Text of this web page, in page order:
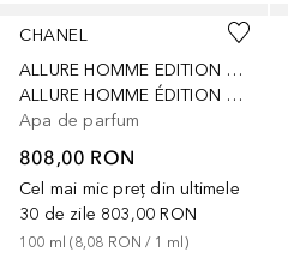
CHANEL
ALLURE HOMME EDITION BLANCHE
ALLURE HOMME ÉDITION BLANCHE
Apa de parfum
808,00 RON
Cel mai mic preț din ultimele
30 de zile 803,00 RON
100 ml (8,08 RON / 1 ml)
9